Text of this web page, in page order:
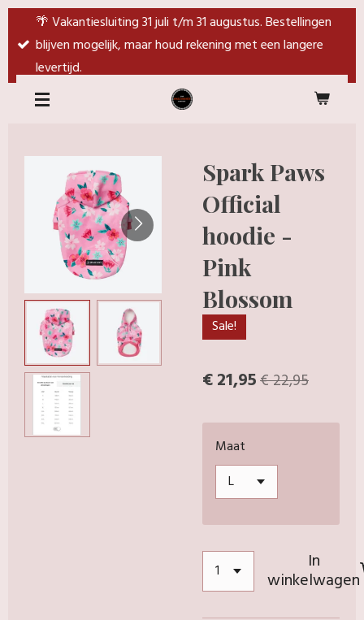
direct
de
hoofdinhoud
🌴 Vakantiesluiting 31 juli t/m 31 augustus. Bestellingen
blijven mogelijk, maar houd rekening met een langere
levertijd.
Spark Paws
Official
hoodie -
Pink
Blossom
Sale!
€ 21,95€ 22,95
Maat
In
winkelwagen